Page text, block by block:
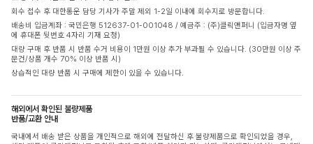
회수 접수 후 대한통운 담당 기사가 주말 제외 1-2일 이내에 회수지로 방문합니다.
배송비 입금계좌 : 국민은행 512637-01-001048 / 예금주 : (주)클릭앤퍼니 (입금자명 옆
에 휴대폰 뒷번호 4자리 기재 요청)
대량 구매 후 반품 시 반품 수거 비용이 1만원 이상 추가 부과될 수 있습니다. (30만원 이상 주
문건/상품 개수 70% 이상 반품 시)
상습적인 대량 반품 시 구매에 제한이 있을 수 있습니다.
해외에서 확인된 불량제품
반품/교환 안내
국내에서 배송 받은 상품을 개인적으로 해외에 전달하신 후 불량제품으로 확인되었을 경우,